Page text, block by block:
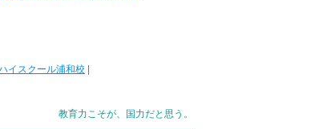
イスクール浦和校
教育力こそが、国力だと思う。